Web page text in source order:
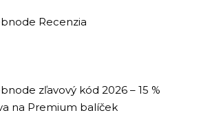
Recenzia
zľavový kód 2026 – 15 %
na Premium balíček